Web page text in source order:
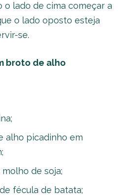
o lado de cima começar a
o lado oposto esteja
se.
broto de alho
alho picadinho em
de soja;
fécula de batata;